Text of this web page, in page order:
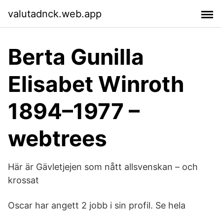
valutadnck.web.app
Berta Gunilla
Elisabet Winroth
1894–1977 –
webtrees
Här är Gävletjejen som nått allsvenskan – och
krossat
Oscar har angett 2 jobb i sin profil. Se hela